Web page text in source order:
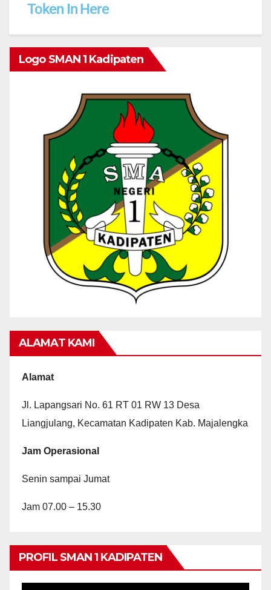
Token In Here
Logo SMAN 1 Kadipaten
ALAMAT KAMI
Alamat
Jl. Lapangsari No. 61 RT 01 RW 13 Desa
Liangjulang, Kecamatan Kadipaten Kab. Majalengka
Jam Operasional
Senin sampai Jumat
Jam 07.00 – 15.30
PROFIL SMAN 1 KADIPATEN